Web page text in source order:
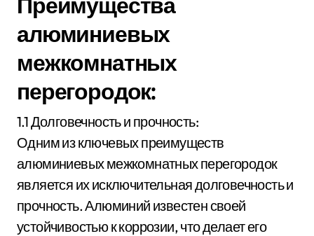
алюминиевых
межкомнатных
перегородок:
1.1 Долговечность и прочность:
Одним из ключевых преимуществ
алюминиевых межкомнатных перегородок
является их исключительная долговечность и
прочность. Алюминий известен своей
устойчивостью к коррозии, что делает его